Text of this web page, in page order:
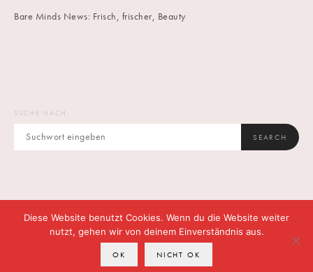
Bare Minds News: Frisch, frischer, Beauty
SUCHE NACH:
SEARCH
DATENSCHUTZ CONTACT
Diese Website benutzt Cookies. Wenn du die Website weiter
nutzt, gehen wir von deinem Einverständnis aus.
OK NICHT OK